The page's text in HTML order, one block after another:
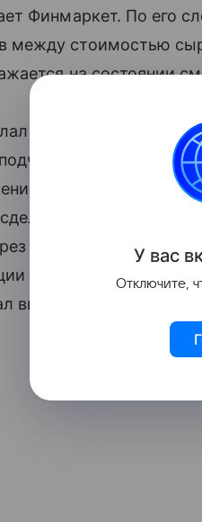
Финмаркет. По его
между стоимостью
на состоянии
по итогам
что
рыночной
дополнительный
месяц и секретариат
на рынке и
вице-премьер.
У вас
Отключите,